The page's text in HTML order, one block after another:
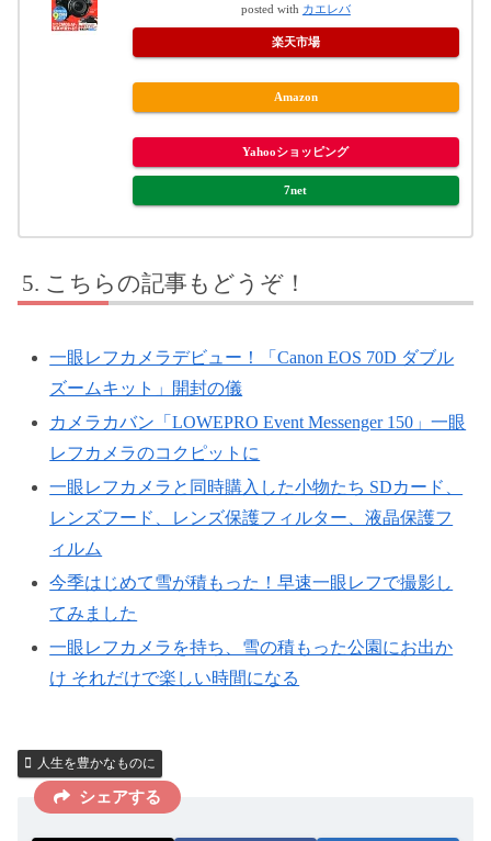
posted with カエレバ
楽天市場
Amazon
Yahooショッピング
7net
こちらの記事もどうぞ！
一眼レフカメラデビュー！「Canon EOS 70D ダブル
ズームキット」開封の儀
カメラカバン「LOWEPRO Event Messenger 150」一眼
レフカメラのコクピットに
一眼レフカメラと同時購入した小物たち SDカード、
レンズフード、レンズ保護フィルター、液晶保護フ
ィルム
今季はじめて雪が積もった！早速一眼レフで撮影し
てみました
一眼レフカメラを持ち、雪の積もった公園にお出か
け それだけで楽しい時間になる
人生を豊かなものに
シェアする